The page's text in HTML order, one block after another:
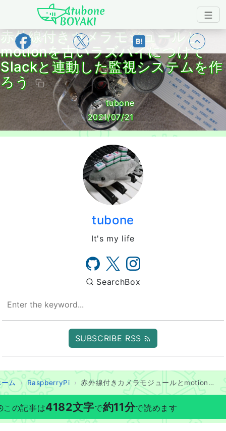
Japanese IT Developer's Blog tubone
赤外線付きカメラモジュールと
motionを古いラズパイにつけて
Slackと連動した監視システムを作
ろう
tubone
2021/07/21
tubone
It's my life
SearchBox
SUBSCRIBE RSS
ム RaspberryPi 赤外線付きカメラモジュールとmotionを古いラズパイにつけてSlackと連動した監視システムを作ろう
この記事は4182文字で約11分で読めます
トップ